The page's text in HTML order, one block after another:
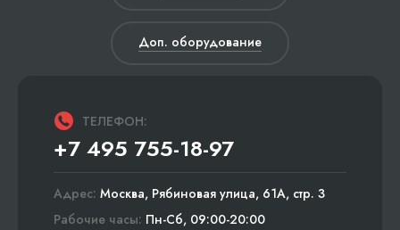
Доп. оборудование
ТЕЛЕФОН:
+7 495 755-18-97
Адрес: Москва, Рябиновая улица, 61А, стр. 3
Рабочие часы: Пн-Сб, 09:00-20:00